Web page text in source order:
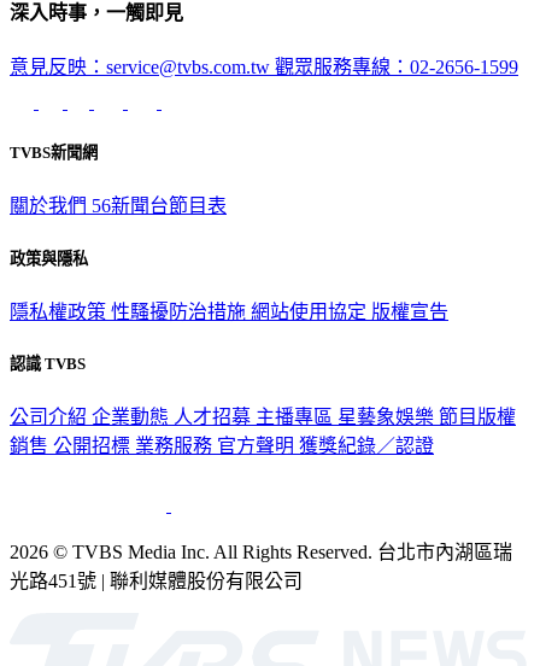
深入時事，一觸即見
意見反映：service@tvbs.com.tw 觀眾服務專線：02-2656-1599
TVBS新聞網
關於我們 56新聞台節目表
政策與隱私
隱私權政策 性騷擾防治措施 網站使用協定 版權宣告
認識 TVBS
公司介紹 企業動態 人才招募 主播專區 星藝象娛樂 節目版權
銷售 公開招標 業務服務 官方聲明 獲獎紀錄／認證
2026 © TVBS Media Inc. All Rights Reserved. 台北市內湖區瑞
光路451號 | 聯利媒體股份有限公司